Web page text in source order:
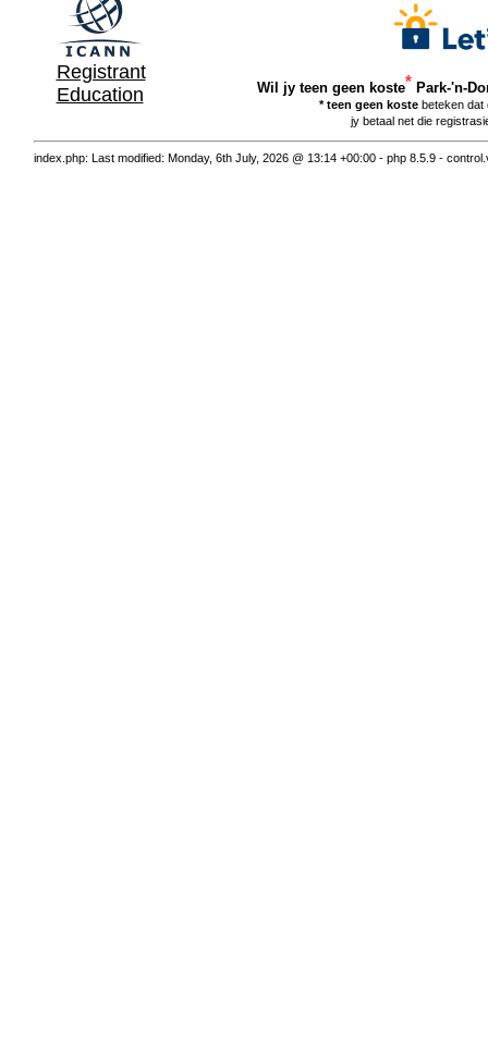
Registrant
Education
Wil jy teen geen koste* Park-'n-
* teen geen koste beteken dat
jy betaal net die
index.php: Last modified: Monday, 6th July, 2026 @ 13:14 +00:00 - php 8.5.9 -